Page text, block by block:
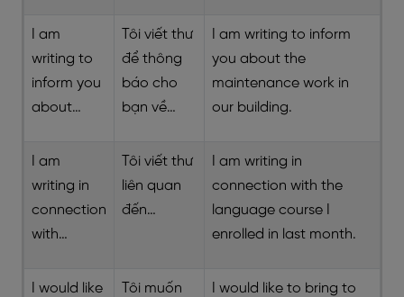
I am
writing to
inform you
about…
Tôi viết thư
để thông
báo cho
bạn về…
I am writing to inform
you about the
maintenance work in
our building.
I am
writing in
connection
with…
Tôi viết thư
liên quan
đến…
I am writing in
connection with the
language course I
enrolled in last month.
I would like
Tôi muốn
I would like to bring to